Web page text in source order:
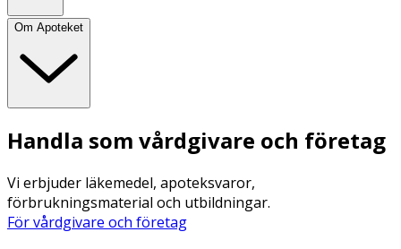
Om Apoteket
Handla som vårdgivare och företag
Vi erbjuder läkemedel, apoteksvaror,
förbrukningsmaterial och utbildningar.
För vårdgivare och företag